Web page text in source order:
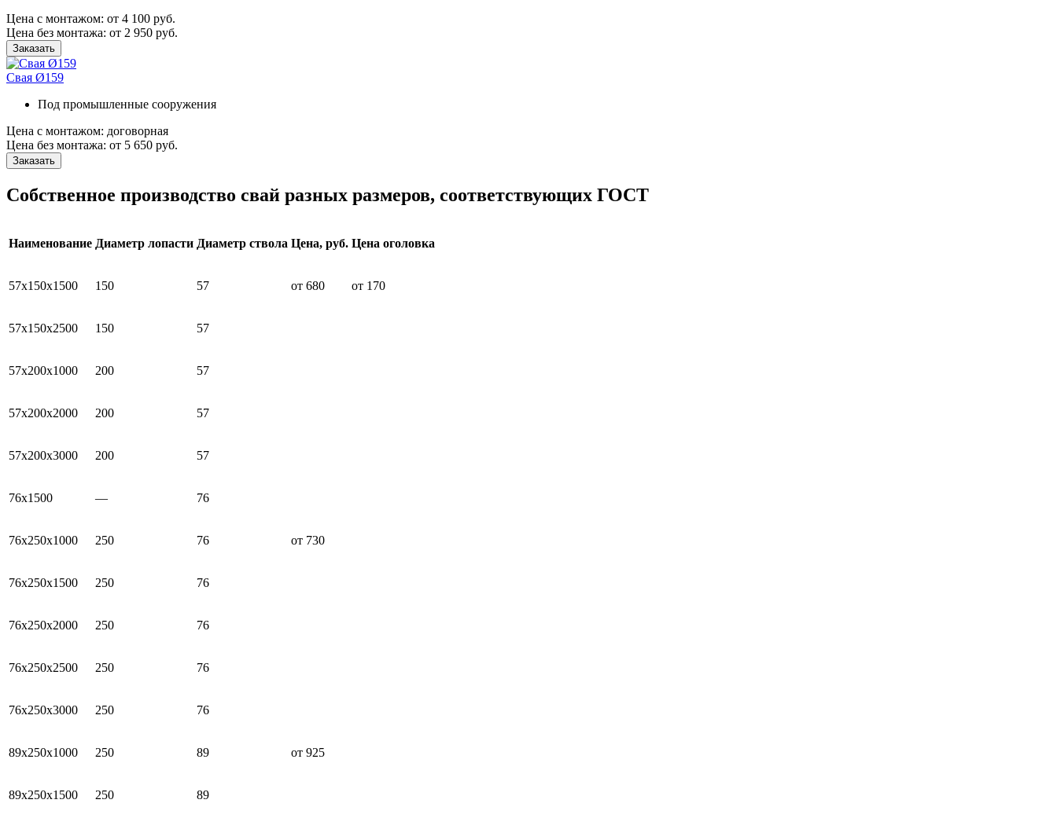
Цена с монтажом: от 4 100 руб.
Цена без монтажа: от 2 950 руб.
Заказать
Свая Ø159
Под промышленные сооружения
Цена с монтажом: договорная
Цена без монтажа: от 5 650 руб.
Заказать
Собственное производство свай разных размеров, соответствующих ГОСТ
Наименование Диаметр лопасти Диаметр ствола Цена, руб. Цена оголовка
57х150х1500 150 57 от 680 от 170
57х150х2500 150 57
57х200х1000 200 57
57х200х2000 200 57
57х200х3000 200 57
76х1500 — 76
76х250х1000 250 76 от 730
76х250х1500 250 76
76х250х2000 250 76
76х250х2500 250 76
76х250х3000 250 76
89х250х1000 250 89 от 925
89х250х1500 250 89